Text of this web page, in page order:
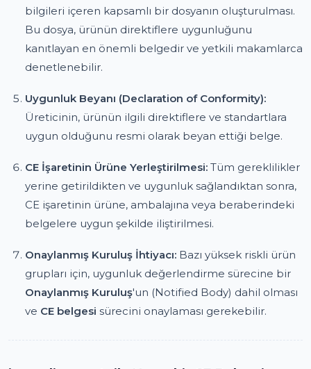
bilgileri içeren kapsamlı bir dosyanın oluşturulması.
Bu dosya, ürünün direktiflere uygunluğunu
kanıtlayan en önemli belgedir ve yetkili makamlarca
denetlenebilir.
Uygunluk Beyanı (Declaration of Conformity):
Üreticinin, ürünün ilgili direktiflere ve standartlara
uygun olduğunu resmi olarak beyan ettiği belge.
CE İşaretinin Ürüne Yerleştirilmesi: Tüm gereklilikler
yerine getirildikten ve uygunluk sağlandıktan sonra,
CE işaretinin ürüne, ambalajına veya beraberindeki
belgelere uygun şekilde iliştirilmesi.
Onaylanmış Kuruluş İhtiyacı: Bazı yüksek riskli ürün
grupları için, uygunluk değerlendirme sürecine bir
Onaylanmış Kuruluş'un (Notified Body) dahil olması
ve CE belgesi sürecini onaylaması gerekebilir.